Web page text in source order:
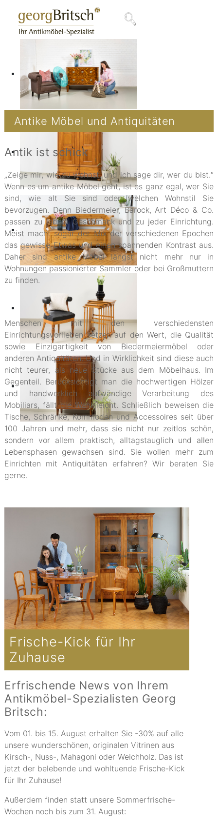
Antike Möbel und Antiquitäten
Antik ist schick
„Zeige mir, wie du wohnst, und ich sage dir, wer du bist.“
Wenn es um antike Möbel geht, ist es ganz egal, wer Sie
sind, wie alt Sie sind oder welchen Wohnstil Sie
bevorzugen. Denn Biedermeier, Barock, Art Déco & Co.
passen zu jedem Geschmack und zu jeder Einrichtung.
Meist macht sogar der Mix der verschiedenen Epochen
das gewisse Etwas und einen spannenden Kontrast aus.
Daher sind antike Möbel längst nicht mehr nur in
Wohnungen passionierter Sammler oder bei Großmuttern
zu finden.
Menschen mit den verschiedensten
Einrichtungsvorlieben setzen auf den Wert, die Qualität
sowie Einzigartigkeit von Biedermeiermöbel oder
anderen Antiquitäten. Und in Wirklichkeit sind diese auch
nicht teurer, als neue Stücke aus dem Möbelhaus. Im
Gegenteil. Berücksichtigt man die hochwertigen Hölzer
und handwerklich aufwändige Verarbeitung des
Mobiliars, fällt die Wahl leicht. Schließlich beweisen die
Tische, Schränke, Kommoden und Accessoires seit über
100 Jahren und mehr, dass sie nicht nur zeitlos schön,
sondern vor allem praktisch, alltagstauglich und allen
Lebensphasen gewachsen sind. Sie wollen mehr zum
Einrichten mit Antiquitäten erfahren? Wir beraten Sie
gerne.
Frische-Kick für Ihr
Zuhause
Erfrischende News von Ihrem
Antikmöbel-Spezialisten Georg
Britsch:
Vom 01. bis 15. August erhalten Sie -30% auf alle
unsere wunderschönen, originalen Vitrinen aus
Kirsch-, Nuss-, Mahagoni oder Weichholz. Das ist
jetzt der belebende und wohltuende Frische-Kick
für Ihr Zuhause!
Außerdem finden statt unsere Sommerfrische-
Wochen noch bis zum 31. August: